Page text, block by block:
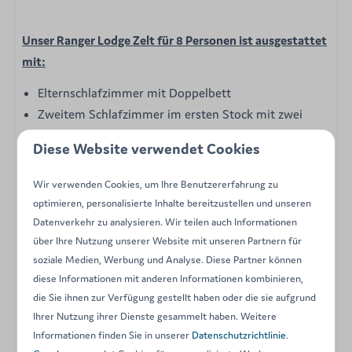
Unser Ranger Lodge Zelt für 8 Personen ist ausgestattet
mit:
Elternschlafzimmer mit Doppelbett
Zweitem Schlafzimmer im ersten Stock mit zwei
Drittem Schlafzimmer mit 2 Hochbetten
(Einzelbetten)
Bettdecken, Kissen und Bettwäsche sind in allen
Schlafzimmern vorhanden
Wohnbereich mit gemütlicher Sitzecke und Esstisch
Kitchenette mit u.a. Kühlschrank, Mikrowelle,
Kaffeemaschine und Kochfeld
Geschirr, Besteck und Küchenutensilien
Badezimmer mit Dusche, Waschbecken und WC
Pelletofen (für gemütliche Abende)
Diese Website verwendet Cookies
Wir verwenden Cookies, um Ihre Benutzererfahrung zu
optimieren, personalisierte Inhalte bereitzustellen und unseren
Datenverkehr zu analysieren. Wir teilen auch Informationen
über Ihre Nutzung unserer Website mit unseren Partnern für
soziale Medien, Werbung und Analyse. Diese Partner können
diese Informationen mit anderen Informationen kombinieren,
die Sie ihnen zur Verfügung gestellt haben oder die sie aufgrund
Ihrer Nutzung ihrer Dienste gesammelt haben. Weitere
Informationen finden Sie in unserer Datenschutzrichtlinie.